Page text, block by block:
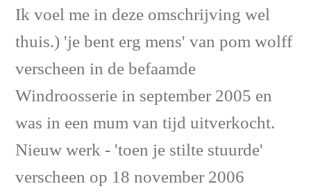
Ik voel me in deze omschrijving wel
thuis.) 'je bent erg mens' van pom wolff
verscheen in de befaamde
Windroosserie in september 2005 en
was in een mum van tijd uitverkocht.
Nieuw werk - 'toen je stilte stuurde'
verscheen op 18 november 2006